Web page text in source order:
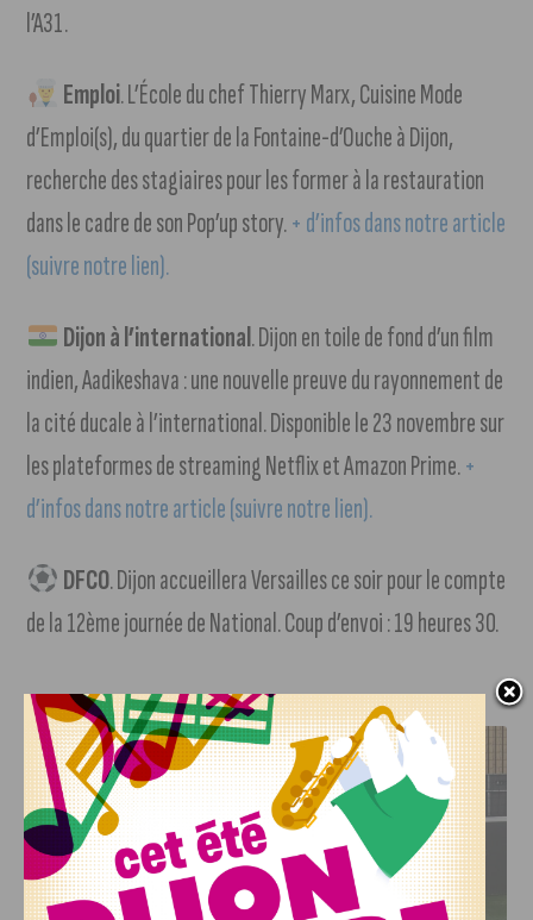
l’A31.
Emploi. L’École du chef Thierry Marx, Cuisine Mode
d’Emploi(s), du quartier de la Fontaine-d’Ouche à Dijon,
recherche des stagiaires pour les former à la restauration
dans le cadre de son Pop’up story.+ d’infos dans notre article
(suivre notre lien).
Dijon à l’international. Dijon en toile de fond d’un film
indien, Aadikeshava : une nouvelle preuve du rayonnement de
la cité ducale à l’international. Disponible le 23 novembre sur
les plateformes de streaming Netflix et Amazon Prime.+
d’infos dans notre article (suivre notre lien).
DFCO. Dijon accueillera Versailles ce soir pour le compte
de la 12ème journée de National. Coup d’envoi : 19 heures 30.
J'AIME LE DFCO